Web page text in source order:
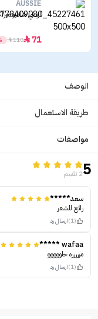
AUSSIE
اوسي‏ شامبو
71

110

الوصف
طريقة الاستعمال
مواصفات
52 تقييم
سعد*****
رائع للشعر
(1) ارسال رد
wafaa *****
مررررره حلووووو
(1) ارسال رد